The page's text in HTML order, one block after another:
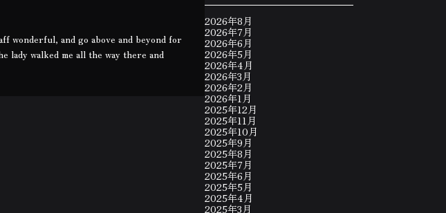
wonderful, and go above and beyond for
lady walked me all the way there and
2026年8月
2026年7月
2026年6月
2026年5月
2026年4月
2026年3月
2026年2月
2026年1月
2025年12月
2025年11月
2025年10月
2025年9月
2025年8月
2025年7月
2025年6月
2025年5月
2025年4月
2025年3月